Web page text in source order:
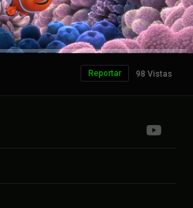
98 Vistas
Reportar